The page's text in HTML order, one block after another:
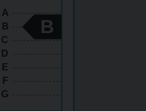
A
B
C
D
E
F
G
B